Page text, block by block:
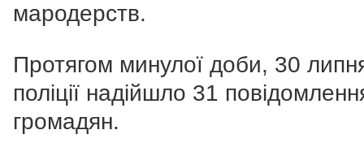
мародерств.
Протягом минулої доби, 30
поліції надійшло 31
громадян.